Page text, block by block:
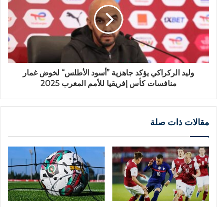
وليد الركراكي يؤكد جاهزية ”أسود الأطلس“ لخوض غمار
منافسات كأس إفريقيا للأمم المغرب 2025
مقالات ذات صلة